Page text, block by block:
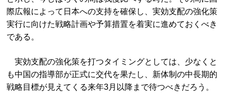
際広報によって日本への支持を確保し、実効支配の強化策
実行に向けた戦略計画や予算措置を着実に進めておくべき
である。
実効支配の強化策を打つタイミングとしては、少なくと
も中国の指導部が正式に交代を果たし、新体制の中長期的
戦略目標が見えてくる来年3月以降まで待つべきだろう。